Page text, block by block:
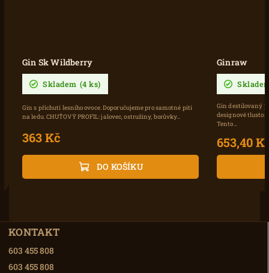
Gin Sk Wildberry
Skladem (4 ks)
363 Kč
DO KOŠÍKU
Gin s příchutí lesního ovoce. Doporučujeme pro samotné pití
na ledu. CHUŤOVÝ PROFIL: jalovec, ostružiny, borůvky...
Ginraw
653,40
Gin destilovaný
designové
Tento...
KONTAKT
603 455 808
603 455 808